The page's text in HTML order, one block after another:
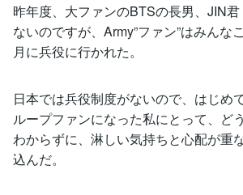
昨年度、大ファンのBTSの長男、JIN
ないのですが、Army”ファン”はみんな
月に兵役に行かれた。
日本では兵役制度がないので、はじめ
ループファンになった私にとって、ど
わからずに、淋しい気持ちと心配が重
込んだ。